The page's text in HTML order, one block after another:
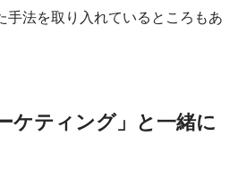
手法を取り入れているところもあ
ケティング」と一緒に